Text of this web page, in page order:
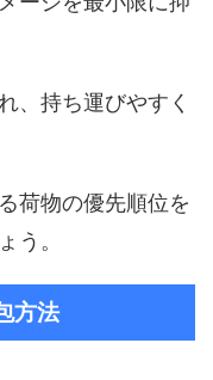
、持ち運びやすく
荷物の優先順位を
う。
方法